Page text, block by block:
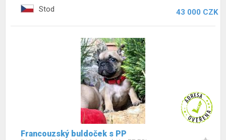
Stod 43 000 CZK
Francouzský buldoček s PP